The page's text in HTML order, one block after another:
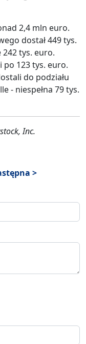
2,4 mln euro.
dostał 449 tys.
tys. euro.
po 123 tys. euro.
do podziału
- niespełna 79 tys.
Inc.
>